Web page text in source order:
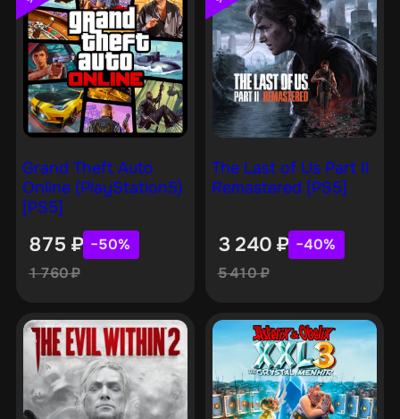
Grand Theft Auto
Online (PlayStation5)
[PS5]
875 ₽ −50%
1 760₽
The Last of Us Part II
Remastered [PS5]
3 240 ₽ −40%
5 410₽